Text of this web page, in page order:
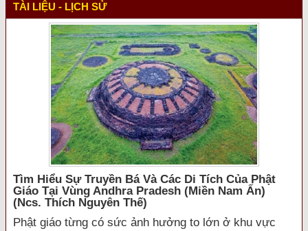
TÀI LIỆU - LỊCH SỬ
Tìm Hiểu Sự Truyền Bá Và Các Di Tích Của Phật
Giáo Tại Vùng Andhra Pradesh (miền Nam Ấn)
(ncs. Thích Nguyên Thế)
Phật giáo từng có sức ảnh hưởng to lớn ở khu vực